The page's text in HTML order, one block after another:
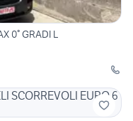
0° GRADI L